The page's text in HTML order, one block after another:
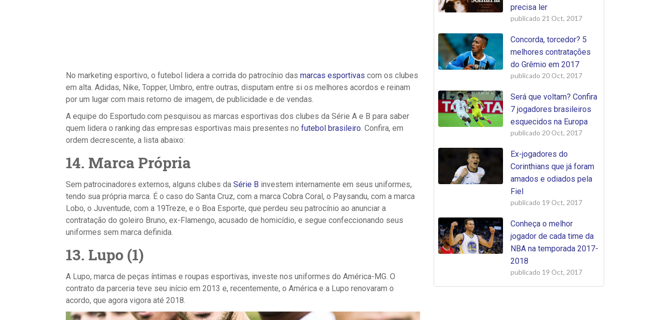
No marketing esportivo, o futebol lidera a corrida do patrocínio das marcas esportivas com os clubes
em alta. Adidas, Nike, Topper, Umbro, entre outras, disputam entre si os melhores acordos e reinam
por um lugar com mais retorno de imagem, de publicidade e de vendas.
A equipe do Esportudo.com pesquisou as marcas esportivas dos clubes da Série A e B para saber
quem lidera o ranking das empresas esportivas mais presentes no futebol brasileiro . Confira, em
ordem decrescente, a lista abaixo:
14. Marca Própria
Sem patrocinadores externos, alguns clubes da Série B investem internamente em seus uniformes,
tendo sua própria marca. É o caso do Santa Cruz, com a marca Cobra Coral, o Paysandu, com a marca
Lobo, o Juventude, com a 19Treze, e o Boa Esporte, que perdeu seu patrocínio ao anunciar a
contratação do goleiro Bruno, ex-Flamengo, acusado de homicídio, e segue confeccionando seus
uniformes sem marca definida.
13. Lupo (1)
A Lupo, marca de peças íntimas e roupas esportivas, investe nos uniformes do América-MG. O
contrato da parceria teve seu início em 2013 e, recentemente, o América e a Lupo renovaram o
acordo, que agora vigora até 2018.
precisa ler
publicado 21 Oct, 2017
Concorda, torcedor? 5
melhores contratações
do Grêmio em 2017
publicado 20 Oct, 2017
Será que voltam? Confira
7 jogadores brasileiros
esquecidos na Europa
publicado 20 Oct, 2017
Ex-jogadores do
Corinthians que já foram
amados e odiados pela
Fiel
publicado 19 Oct, 2017
Conheça o melhor
jogador de cada time da
NBA na temporada 2017-
2018
publicado 19 Oct, 2017